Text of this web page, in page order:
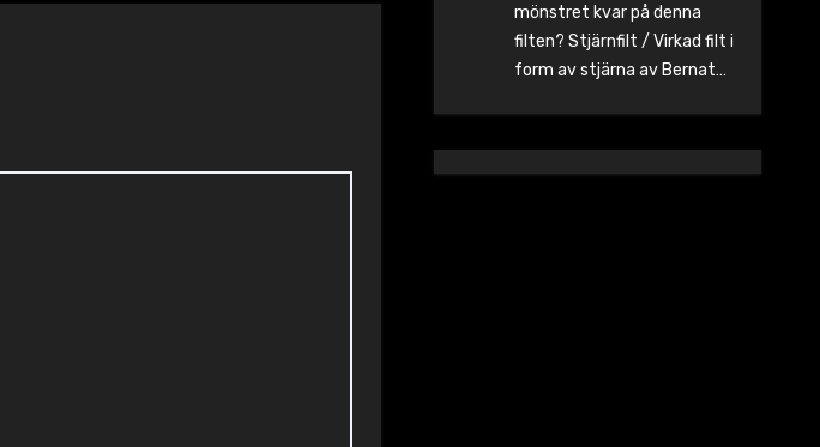
mönstret kvar på denna
filten? Stjärnfilt / Virkad filt i
form av stjärna av Bernat…